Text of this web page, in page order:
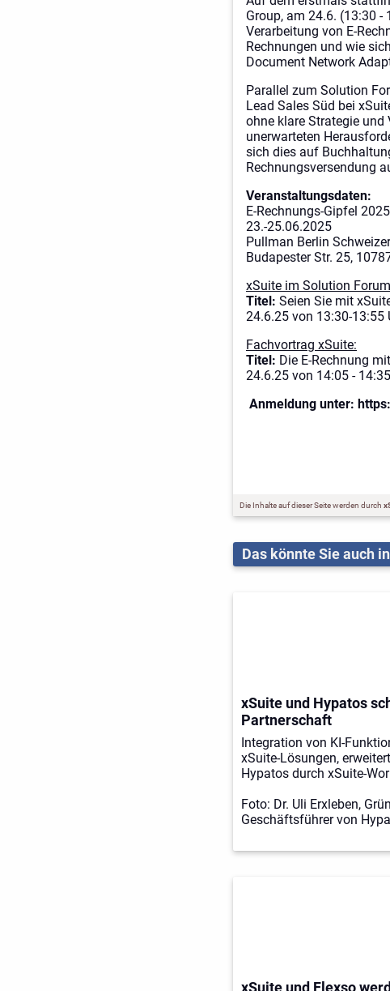
Group, am 24.6. (13:30
Verarbeitung von E-
Rechnungen und wie
Document Network
Parallel zum Solution
Lead Sales Süd bei
ohne klare Strategie und
unerwarteten
sich dies auf
Rechnungsversendung
Veranstaltungsdaten:
E-Rechnungs-Gipfel 2025
23.-25.06.2025
Pullman Berlin
Budapester Str. 25,
xSuite im Solution
Titel: Seien Sie mit
24.6.25 von 13:30-13:55
Fachvortrag xSuite:
Titel: Die E-Rechnung
24.6.25 von 14:05 -
Anmeldung unter:
Die Inhalte auf dieser Seite werden durch
Das könnte Sie auch
xSuite und Hypatos
Partnerschaft
Integration von KI-
xSuite-Lösungen,
Hypatos durch xSuite-
Foto: Dr. Uli Erxleben,
Geschäftsführer von
xSuite und Flexso